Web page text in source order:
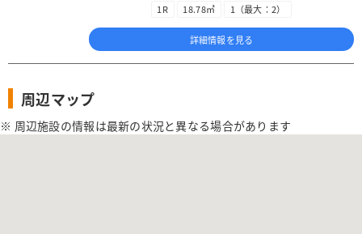
1R 18.78㎡ 1（最大：2）
詳細情報を見る
周辺マップ
※ 周辺施設の情報は最新の状況と異なる場合があります